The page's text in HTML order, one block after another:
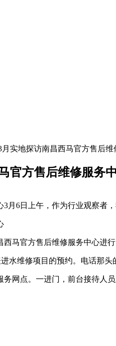
月实地探访南昌西马官方售后
官方售后维修服务
月6日上午，作为行业观察者
马官方售后维修服务中心进
水维修项目的预约。电话那
网点。一进门，前台接待人